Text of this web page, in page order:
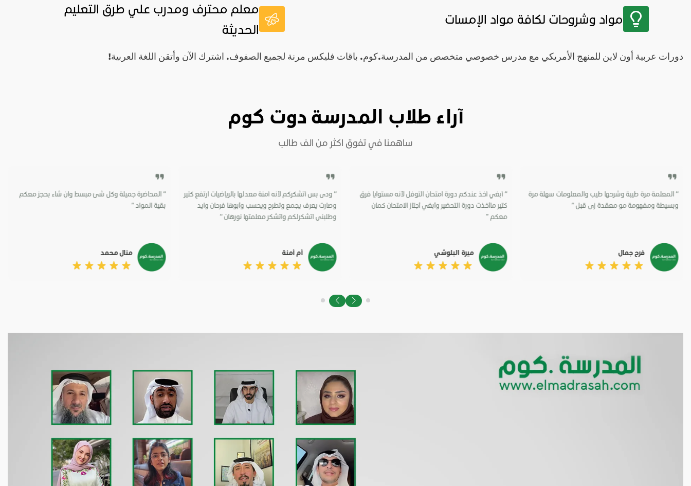
مواد وشروحات لكافة مواد الإمسات
معلم محترف ومدرب علي طرق التعليم
الحديثة
دورات عربية أون لاين للمنهج الأمريكي مع مدرس خصوصي متخصص من المدرسة.كوم. باقات فليكس مرنة لجميع الصفوف. اشترك الآن وأتقن اللغة العربية!
آراء طلاب المدرسة دوت كوم
“ المعلمة مرة طيبة وشرحها طيب والمعلومات سهلة مرة
وبسيطة ومفهومة مو معقدة زى قبل “
فرح جمال
“ أبغي أخذ عندكم دورة امتحان التوفل لأنه مستوايا فرق
كتير ماأخذت دورة التحضير وأبغي أجتاز الامتحان كمان
معكم ”
ميرة البلوشي
“ ودى بس أتشكركم لأنه أمنة معدلها بالرياضيات ارتفع كتير
وصارت يعرف يجمع وتطرح ويحسب وأبوها فرحان وايد
وطلبنى اتشكرلكم واتشكر معلمتها نورهان “
أم أمنة
“ المحاضرة جميلة وكل شئ مبسط وان شاء بحجز معكم
بقية المواد “
منال محمد